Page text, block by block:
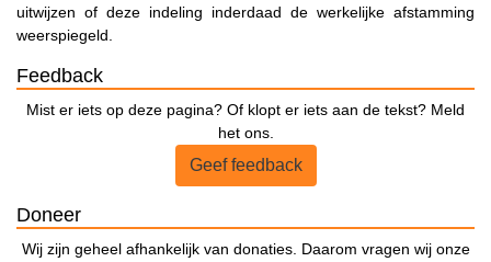
uitwijzen of deze indeling inderdaad de werkelijke afstamming
weerspiegeld.
Feedback
Mist er iets op deze pagina? Of klopt er iets aan de tekst? Meld
het ons.
Geef feedback
Doneer
Wij zijn geheel afhankelijk van donaties. Daarom vragen wij onze